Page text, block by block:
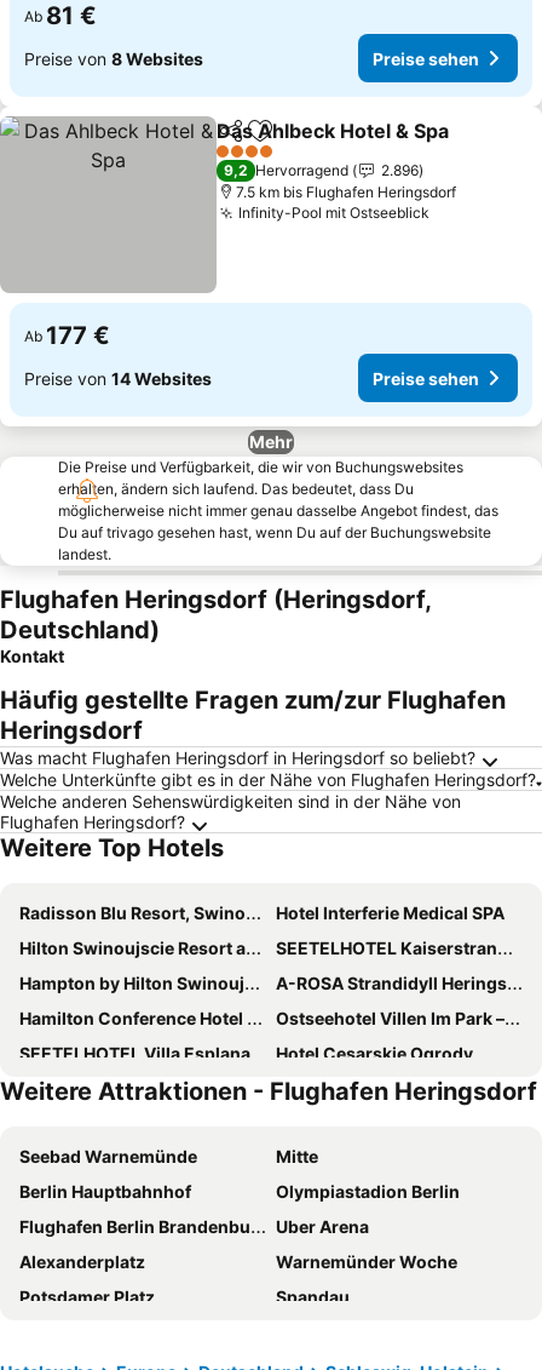
Ab 81 €
Preise von 8 Websites Preise sehen
TeilenZu Favoriten hinzufügen
Das Ahlbeck Hotel & Spa
4 Sterne
9,2 Hervorragend
2.896
7.5 km bis Flughafen Heringsdorf
Infinity-Pool mit Ostseeblick
Ab 177 €
Preise von 14 Websites Preise sehen
Mehr
Die Preise und Verfügbarkeit, die wir von Buchungswebsites
erhalten, ändern sich laufend. Das bedeutet, dass Du
möglicherweise nicht immer genau dasselbe Angebot findest, das
Du auf trivago gesehen hast, wenn Du auf der Buchungswebsite
landest.
Flughafen Heringsdorf (Heringsdorf,
Deutschland)
Kontakt
Häufig gestellte Fragen zum/zur Flughafen
Heringsdorf
Was macht Flughafen Heringsdorf in Heringsdorf so beliebt?
Welche Unterkünfte gibt es in der Nähe von Flughafen Heringsdorf?
Welche anderen Sehenswürdigkeiten sind in der Nähe von
Flughafen Heringsdorf?
Weitere Top Hotels
Radisson Blu Resort, Swinoujscie
Hotel Interferie Medical SPA
Hilton Swinoujscie Resort and Spa
SEETELHOTEL Kaiserstrand Beachhotel
Hampton by Hilton Swinoujscie
A-ROSA Strandidyll Heringsdorf
Hamilton Conference Hotel Spa & Wellness
Ostseehotel Villen Im Park – ein Rovell Hotel
SEETELHOTEL Villa Esplanade mit Aurora
Hotel Cesarskie Ogrody
SEETELHOTEL Ahlbecker Hof
Steigenberger Grandhotel & Spa Heringsdorf
aja Strandhotel Bansin
SEETELHOTEL Strandhotel Atlantic
Dorint Resort Baltic Hills Usedom
Villa Antares
Hotel Wolin
Kaiser Spa Hotel zur Post
Strandhotel Heringsdorf
Strandhotel Ahlbeck
Villa Auszeit Hotel Garni
Hotel Polaris
Weitere Attraktionen - Flughafen Heringsdorf
Seebad Warnemünde
Mitte
Berlin Hauptbahnhof
Olympiastadion Berlin
Flughafen Berlin Brandenburg
Uber Arena
Alexanderplatz
Warnemünder Woche
Potsdamer Platz
Spandau